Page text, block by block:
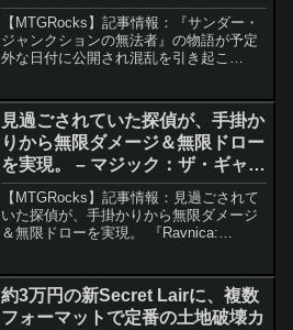
ック：ザ・ギャザリング
【MTGRocks】記事情報：『サンダー・
ジャンクションの無法者』の物語が予定
外な日付に公開され混乱を引き起こ
ミアセットです。最近のリークや「An
Offer o...
見過ごされていた探偵が、手掛か
りから無限ダメージ＆無限ドロー
を実現。 – マジック：ザ・ギャザ
リング
【MTGRocks】記事情報：見過ごされて
いた探偵が、手掛かりから無限ダメージ
＆無限ドローを実現。 『Ravnica:
度が高くなか...
約3万円の新Secret Lairに、複数
フォーマットで定番の土地破壊カ